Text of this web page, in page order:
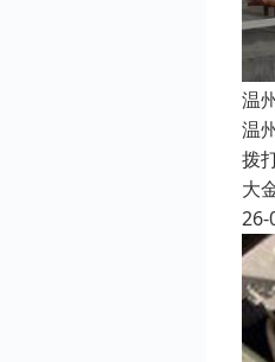
温
温
拨
大
26-